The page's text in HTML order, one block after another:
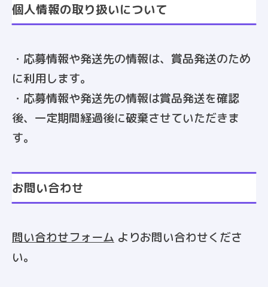
個人情報の取り扱いについて
・応募情報や発送先の情報は、賞品発送のため
に利用します。
・応募情報や発送先の情報は賞品発送を確認
後、一定期間経過後に破棄させていただきま
す。
お問い合わせ
問い合わせフォーム よりお問い合わせくださ
い。